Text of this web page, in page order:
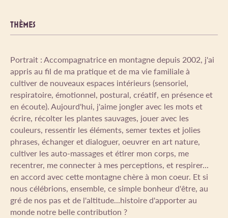
THÈMES
Portrait : Accompagnatrice en montagne depuis 2002, j'ai
appris au fil de ma pratique et de ma vie familiale à
cultiver de nouveaux espaces intérieurs (sensoriel,
respiratoire, émotionnel, postural, créatif, en présence et
en écoute). Aujourd'hui, j'aime jongler avec les mots et
écrire, récolter les plantes sauvages, jouer avec les
couleurs, ressentir les éléments, semer textes et jolies
phrases, échanger et dialoguer, oeuvrer en art nature,
cultiver les auto-massages et étirer mon corps, me
recentrer, me connecter à mes perceptions, et respirer...
en accord avec cette montagne chère à mon coeur. Et si
nous célébrions, ensemble, ce simple bonheur d'être, au
gré de nos pas et de l'altitude...histoire d'apporter au
monde notre belle contribution ?